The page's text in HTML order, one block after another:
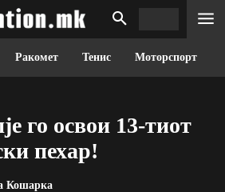
Ракомет Тенис Моторспорт
го освои 13-тиот
пехар!
Кошарка